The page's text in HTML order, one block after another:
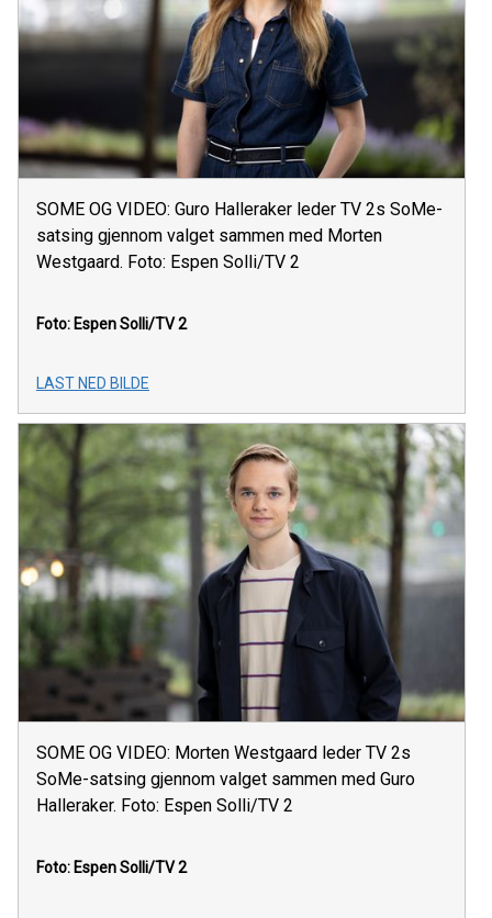
SOME OG VIDEO: Guro Halleraker leder TV 2s SoMe-
satsing gjennom valget sammen med Morten
Westgaard. Foto: Espen Solli/TV 2
Foto: Espen Solli/TV 2
LAST NED BILDE
SOME OG VIDEO: Morten Westgaard leder TV 2s
SoMe-satsing gjennom valget sammen med Guro
Halleraker. Foto: Espen Solli/TV 2
Foto: Espen Solli/TV 2